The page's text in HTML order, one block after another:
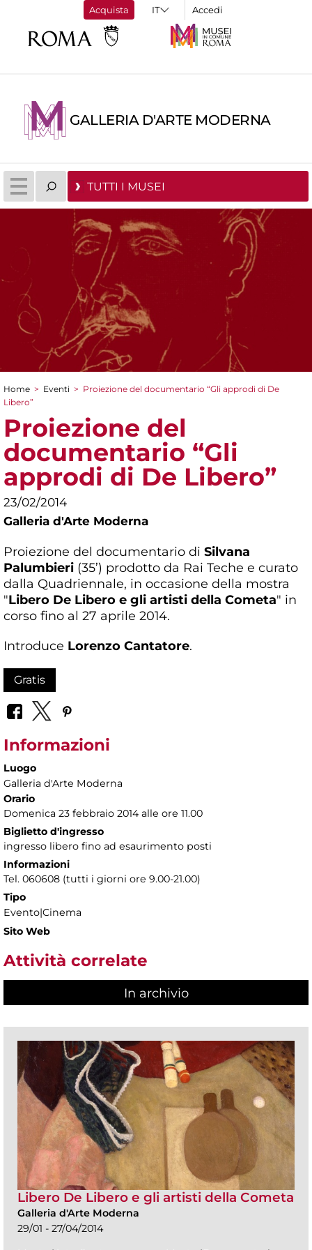
Acquista Accedi
GALLERIA D'ARTE MODERNA
TUTTI I MUSEI
Tu sei qui
Home > Eventi > Proiezione del documentario “Gli approdi di De
Libero”
Proiezione del
documentario “Gli
approdi di De Libero”
23/02/2014
Galleria d'Arte Moderna
Proiezione del documentario di Silvana
Palumbieri (35’) prodotto da Rai Teche e curato
dalla Quadriennale, in occasione della mostra
"Libero De Libero e gli artisti della Cometa" in
corso fino al 27 aprile 2014.
Introduce Lorenzo Cantatore.
Gratis
Informazioni
Luogo
Galleria d'Arte Moderna
Orario
Domenica 23 febbraio 2014 alle ore 11.00
Biglietto d'ingresso
ingresso libero fino ad esaurimento posti
Informazioni
Tel. 060608 (tutti i giorni ore 9.00-21.00)
Tipo
Evento|Cinema
Sito Web
Attività correlate
In archivio
Libero De Libero e gli artisti della Cometa
Galleria d'Arte Moderna
29/01 - 27/04/2014